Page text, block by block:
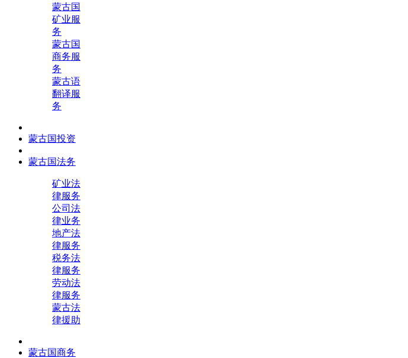
蒙古国
矿业服
务
蒙古国
商务服
务
蒙古语
翻译服
务
蒙古国投资
蒙古国法务
矿业法
律服务
公司法
律业务
地产法
律服务
税务法
律服务
劳动法
律服务
蒙古法
律援助
蒙古国商务